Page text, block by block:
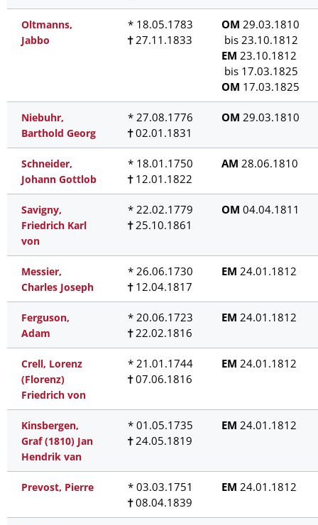
Oltmanns,
Jabbo
* 18.05.1783
27.11.1833
OM 29.03.1810
bis 23.10.1812
EM 23.10.1812
bis 17.03.1825
OM 17.03.1825
Niebuhr,
Barthold Georg
* 27.08.1776
02.01.1831
OM 29.03.1810
Schneider,
Johann Gottlob
* 18.01.1750
12.01.1822
AM 28.06.1810
Savigny,
Friedrich Karl
von
* 22.02.1779
25.10.1861
OM 04.04.1811
Messier,
Charles Joseph
* 26.06.1730
12.04.1817
EM 24.01.1812
Ferguson,
Adam
* 20.06.1723
22.02.1816
EM 24.01.1812
Crell, Lorenz
(Florenz)
Friedrich von
* 21.01.1744
07.06.1816
EM 24.01.1812
Kinsbergen,
Graf (1810) Jan
Hendrik van
* 01.05.1735
24.05.1819
EM 24.01.1812
Prevost, Pierre
* 03.03.1751
08.04.1839
EM 24.01.1812